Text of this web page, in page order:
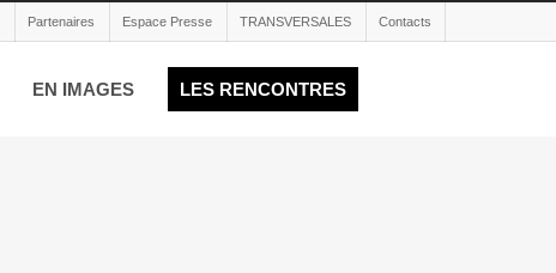
Partenaires Espace Presse TRANSVERSALES Contacts
EN IMAGES LES RENCONTRES